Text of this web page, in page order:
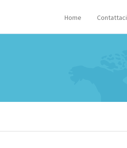
Home Contattaci